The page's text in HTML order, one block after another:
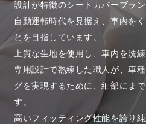
設計が特徴のシートカバーブラン
自動運転時代を見据え、車内を
とを目指しています。
上質な生地を使用し、車内を洗
専用設計で熟練した職人が、車
グを実現するために、細部にま
す。
高いフィッティング性能を誇り